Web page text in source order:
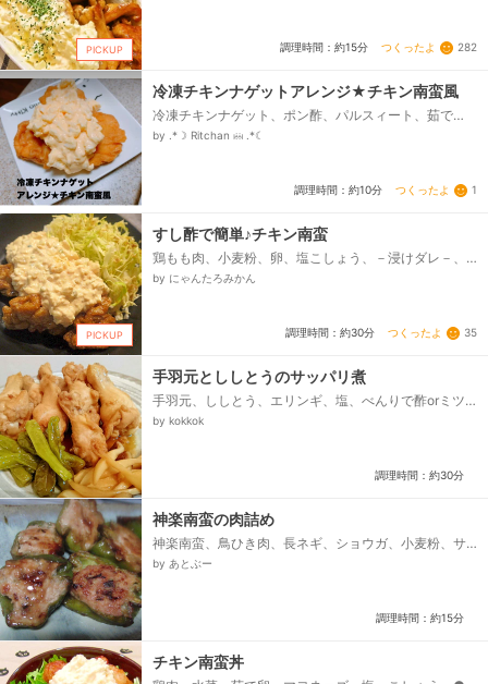
PICKUP 調理時間：約15分 つくったよ 282
冷凍チキンナゲットアレンジ★チキン南蛮風
冷凍チキンナゲット、ポン酢、パルスィート、茹で
卵、マヨネーズ、塩
by .*☽︎ ︎Ritchan ꗜ .*☾
調理時間：約10分 つくったよ 1
PICKUP
すし酢で簡単♪チキン南蛮
鶏もも肉、小麦粉、卵、塩こしょう、－浸けダレ－、
★醤油、★砂糖、★すし酢、★酒、－タルタルソース
by にゃんたろみかん
調理時間：約30分 つくったよ 35
手羽元とししとうのサッパリ煮
手羽元、ししとう、エリンギ、塩、べんりで酢orミツ
カンカンタン酢、酒、醤油、砂糖、サラダ油
by kokkok
調理時間：約30分
神楽南蛮の肉詰め
神楽南蛮、鳥ひき肉、長ネギ、ショウガ、小麦粉、サ
ラダ油、醤油
by あとぶー
調理時間：約15分
チキン南蛮丼